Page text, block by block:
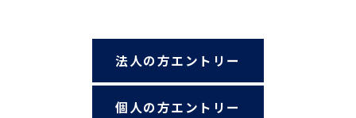
法人の方エントリー
個人の方エントリー